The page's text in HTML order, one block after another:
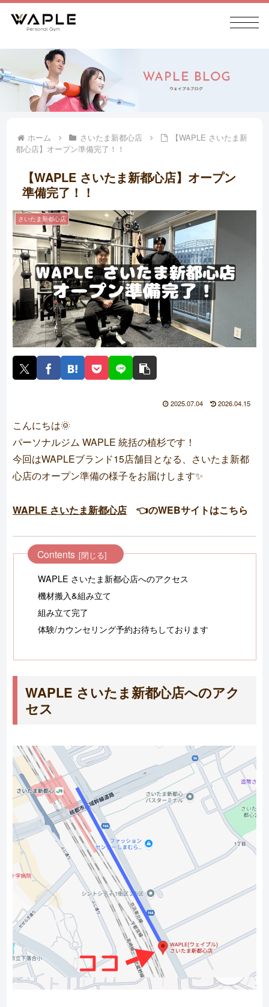
ホーム さいたま新都心店
【WAPLE さいたま新
都心店】オープン準備完了！！
【WAPLE さいたま新都心店】オープン
準備完了！！
さいたま新都心店
2025.07.04 2026.04.15
こんにちは🌞
パーソナルジム WAPLE 統括の植杉です！
今回はWAPLEブランド15店舗目となる、さいたま新都
心店のオープン準備の様子をお届けします✨
WAPLE さいたま新都心店 👈のWEBサイトはこちら
Contents
WAPLE さいたま新都心店へのアクセス
機材搬入&組み立て
組み立て完了
体験/カウンセリング予約お待ちしております
WAPLE さいたま新都心店へのアク
セス